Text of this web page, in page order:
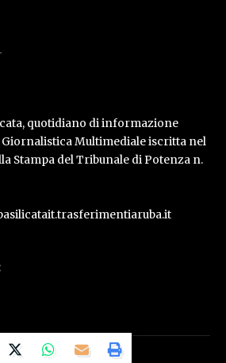
quotidiano di informazione
Giornalistica Multimediale iscritta nel
Stampa del Tribunale di Potenza n.
Stampa Basilicata